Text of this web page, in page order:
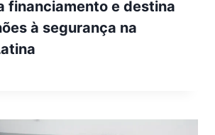
financiamento e destina
à segurança na